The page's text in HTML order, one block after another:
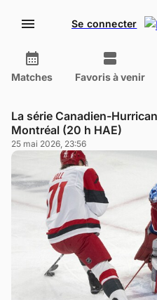
Se connecter
Matches Favoris à venir
La série Canadien-
Montréal (20 h HAE)
25 mai 2026, 23:56